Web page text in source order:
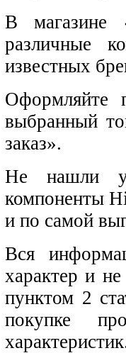
В магазине
различные
известных
Оформляйте
выбранный
заказ».
Не нашли у
компоненты
и по самой
Вся
характер и
пунктом 2
покупке